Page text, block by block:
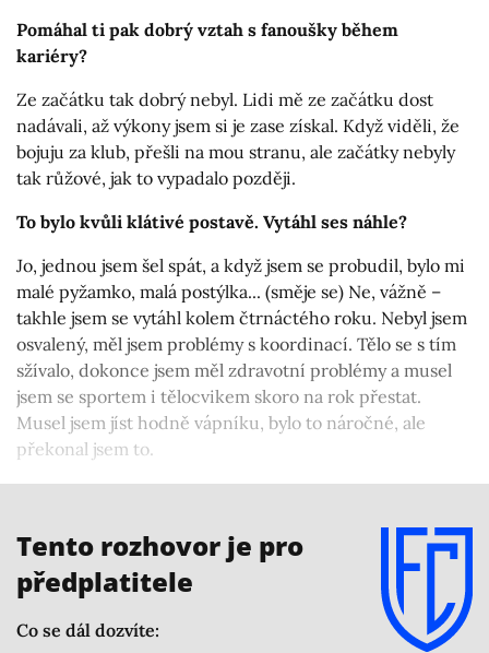
Pomáhal ti pak dobrý vztah s fanoušky během
kariéry?
Ze začátku tak dobrý nebyl. Lidi mě ze začátku dost
nadávali, až výkony jsem si je zase získal. Když viděli, že
bojuju za klub, přešli na mou stranu, ale začátky nebyly
tak růžové, jak to vypadalo později.
To bylo kvůli klátivé postavě. Vytáhl ses náhle?
Jo, jednou jsem šel spát, a když jsem se probudil, bylo mi
malé pyžamko, malá postýlka... (směje se) Ne, vážně –
takhle jsem se vytáhl kolem čtrnáctého roku. Nebyl jsem
osvalený, měl jsem problémy s koordinací. Tělo se s tím
sžívalo, dokonce jsem měl zdravotní problémy a musel
jsem se sportem i tělocvikem skoro na rok přestat.
Musel jsem jíst hodně vápníku, bylo to náročné, ale
překonal jsem to.
Tento rozhovor je pro
předplatitele
Co se dál dozvíte: